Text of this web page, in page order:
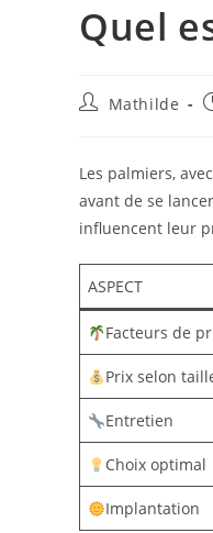
Quel
Mathilde
Les palmiers,
avant de se
influencent leur
ASPECT
Facteurs de
Prix selon
Entretien
Choix optimal
Implantation